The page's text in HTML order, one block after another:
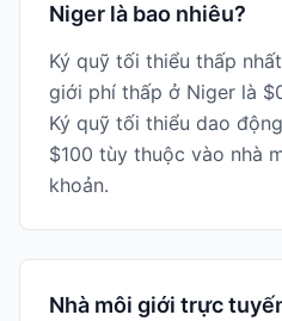
Niger là bao nhiêu?
Ký quỹ tối thiểu thấp
giới phí thấp ở Niger là
Ký quỹ tối thiểu dao
$100 tùy thuộc vào nhà
khoản.
Nhà môi giới trực